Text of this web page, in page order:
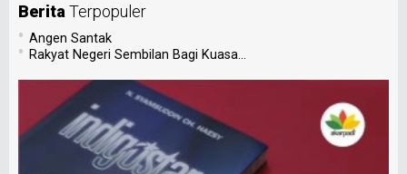
Berita Terpopuler
• Angen Santak
• Rakyat Negeri Sembilan Bagi Kuasa...